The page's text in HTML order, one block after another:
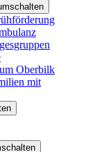
Oberbilk
mit